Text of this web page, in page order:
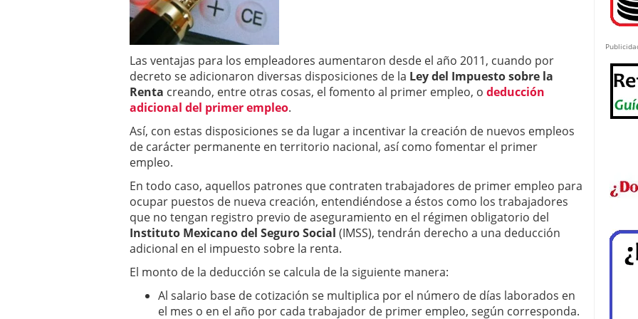
Las ventajas para los empleadores aumentaron desde el año 2011, cuando por
decreto se adicionaron diversas disposiciones de la Ley del Impuesto sobre la
Renta creando, entre otras cosas, el fomento al primer empleo, o deducción
adicional del primer empleo.
Así, con estas disposiciones se da lugar a incentivar la creación de nuevos empleos
de carácter permanente en territorio nacional, así como fomentar el primer
empleo.
En todo caso, aquellos patrones que contraten trabajadores de primer empleo para
ocupar puestos de nueva creación, entendiéndose a éstos como los trabajadores
que no tengan registro previo de aseguramiento en el régimen obligatorio del
Instituto Mexicano del Seguro Social (IMSS), tendrán derecho a una deducción
adicional en el impuesto sobre la renta.
El monto de la deducción se calcula de la siguiente manera:
Al salario base de cotización se multiplica por el número de días laborados en
el mes o en el año por cada trabajador de primer empleo, según corresponda.